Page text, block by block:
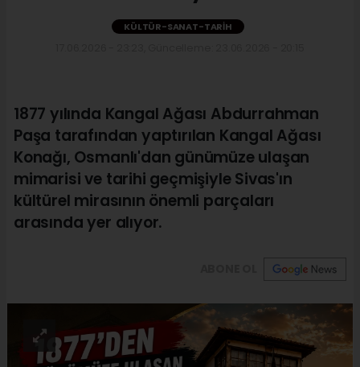
KÜLTÜR-SANAT-TARIH
1877 yılında Kangal Ağası Abdurrahman
Paşa tarafından yaptırılan Kangal Ağası
Konağı, Osmanlı'dan günümüze ulaşan
mimarisi ve tarihi geçmişiyle Sivas'ın
kültürel mirasının önemli parçaları
arasında yer alıyor.